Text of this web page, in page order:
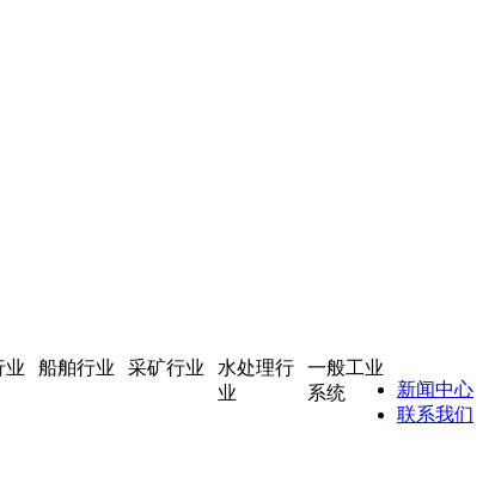
业 船舶行业 采矿行业
水处理行
业
一般工业
系统
新闻中心
联系我们